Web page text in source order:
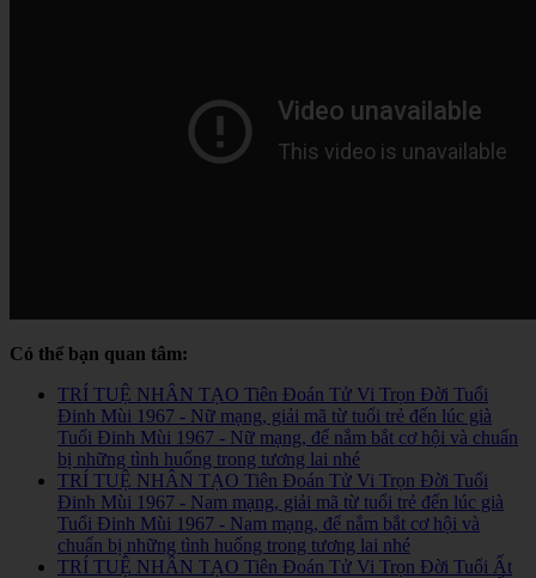
Có thể bạn quan tâm:
TRÍ TUỆ NHÂN TẠO Tiên Đoán Tử Vi Trọn Đời Tuổi
Đinh Mùi 1967 - Nữ mạng, giải mã từ tuổi trẻ đến lúc già
Tuổi Đinh Mùi 1967 - Nữ mạng, để nắm bắt cơ hội và chuẩn
bị những tình huống trong tương lai nhé
TRÍ TUỆ NHÂN TẠO Tiên Đoán Tử Vi Trọn Đời Tuổi
Đinh Mùi 1967 - Nam mạng, giải mã từ tuổi trẻ đến lúc già
Tuổi Đinh Mùi 1967 - Nam mạng, để nắm bắt cơ hội và
chuẩn bị những tình huống trong tương lai nhé
TRÍ TUỆ NHÂN TẠO Tiên Đoán Tử Vi Trọn Đời Tuổi Ất